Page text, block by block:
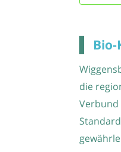
die
Verbund